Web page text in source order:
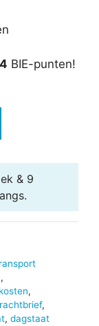
BIE-punten!
& 9
,
,
,
, dagstaat